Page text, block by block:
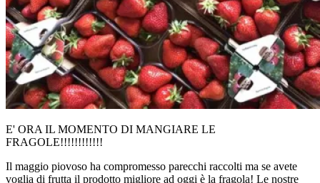
E' ORA IL MOMENTO DI MANGIARE LE
FRAGOLE!!!!!!!!!!!!
Il maggio piovoso ha compromesso parecchi raccolti ma se avete
voglia di frutta il prodotto migliore ad oggi è la fragola! Le nostre